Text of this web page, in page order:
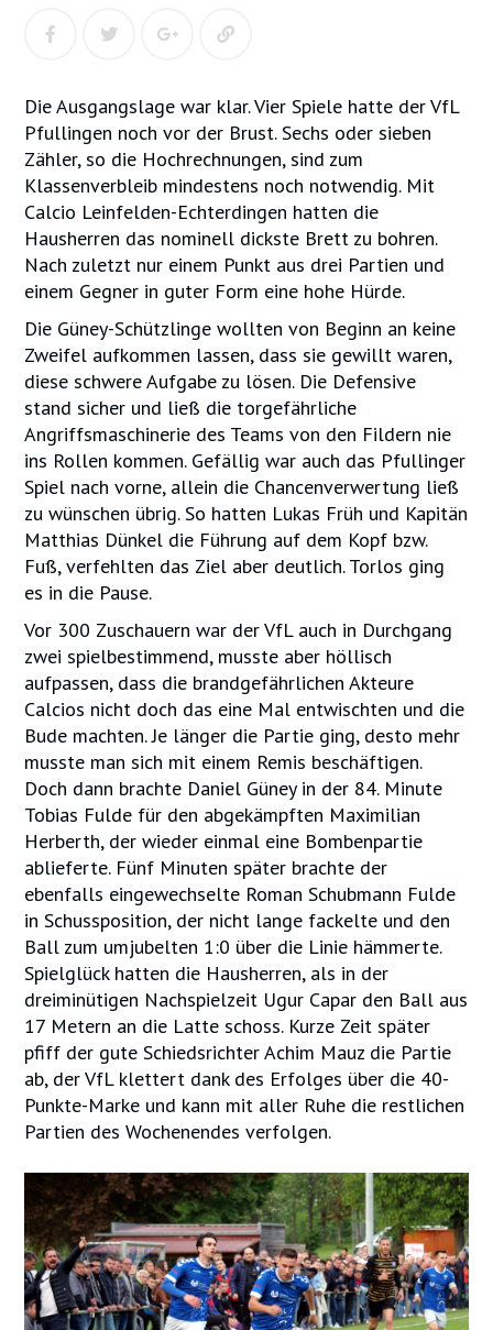
Die Ausgangslage war klar. Vier Spiele hatte der VfL
Pfullingen noch vor der Brust. Sechs oder sieben
Zähler, so die Hochrechnungen, sind zum
Klassenverbleib mindestens noch notwendig. Mit
Calcio Leinfelden-Echterdingen hatten die
Hausherren das nominell dickste Brett zu bohren.
Nach zuletzt nur einem Punkt aus drei Partien und
einem Gegner in guter Form eine hohe Hürde.
Die Güney-Schützlinge wollten von Beginn an keine
Zweifel aufkommen lassen, dass sie gewillt waren,
diese schwere Aufgabe zu lösen. Die Defensive
stand sicher und ließ die torgefährliche
Angriffsmaschinerie des Teams von den Fildern nie
ins Rollen kommen. Gefällig war auch das Pfullinger
Spiel nach vorne, allein die Chancenverwertung ließ
zu wünschen übrig. So hatten Lukas Früh und Kapitän
Matthias Dünkel die Führung auf dem Kopf bzw.
Fuß, verfehlten das Ziel aber deutlich. Torlos ging
es in die Pause.
Vor 300 Zuschauern war der VfL auch in Durchgang
zwei spielbestimmend, musste aber höllisch
aufpassen, dass die brandgefährlichen Akteure
Calcios nicht doch das eine Mal entwischten und die
Bude machten. Je länger die Partie ging, desto mehr
musste man sich mit einem Remis beschäftigen.
Doch dann brachte Daniel Güney in der 84. Minute
Tobias Fulde für den abgekämpften Maximilian
Herberth, der wieder einmal eine Bombenpartie
ablieferte. Fünf Minuten später brachte der
ebenfalls eingewechselte Roman Schubmann Fulde
in Schussposition, der nicht lange fackelte und den
Ball zum umjubelten 1:0 über die Linie hämmerte.
Spielglück hatten die Hausherren, als in der
dreiminütigen Nachspielzeit Ugur Capar den Ball aus
17 Metern an die Latte schoss. Kurze Zeit später
pfiff der gute Schiedsrichter Achim Mauz die Partie
ab, der VfL klettert dank des Erfolges über die 40-
Punkte-Marke und kann mit aller Ruhe die restlichen
Partien des Wochenendes verfolgen.